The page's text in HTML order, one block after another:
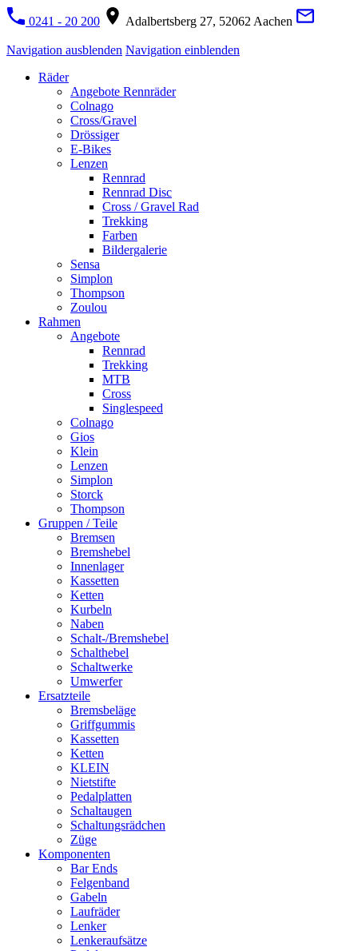
0241 - 20 200 Adalbertsberg 27, 52062 Aachen
Navigation ausblenden Navigation einblenden
Räder
Angebote Rennräder
Colnago
Cross/Gravel
Drössiger
E-Bikes
Lenzen
Rennrad
Rennrad Disc
Cross / Gravel Rad
Trekking
Farben
Bildergalerie
Sensa
Simplon
Thompson
Zoulou
Rahmen
Angebote
Rennrad
Trekking
MTB
Cross
Singlespeed
Colnago
Gios
Klein
Lenzen
Simplon
Storck
Thompson
Gruppen / Teile
Bremsen
Bremshebel
Innenlager
Kassetten
Ketten
Kurbeln
Naben
Schalt-/Bremshebel
Schalthebel
Schaltwerke
Umwerfer
Ersatzteile
Bremsbeläge
Griffgummis
Kassetten
Ketten
KLEIN
Nietstifte
Pedalplatten
Schaltaugen
Schaltungsrädchen
Züge
Komponenten
Bar Ends
Felgenband
Gabeln
Laufräder
Lenker
Lenkeraufsätze